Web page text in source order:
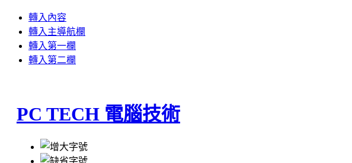
轉入內容
轉入主導航欄
轉入第一欄
轉入第二欄
PC TECH 電腦技術